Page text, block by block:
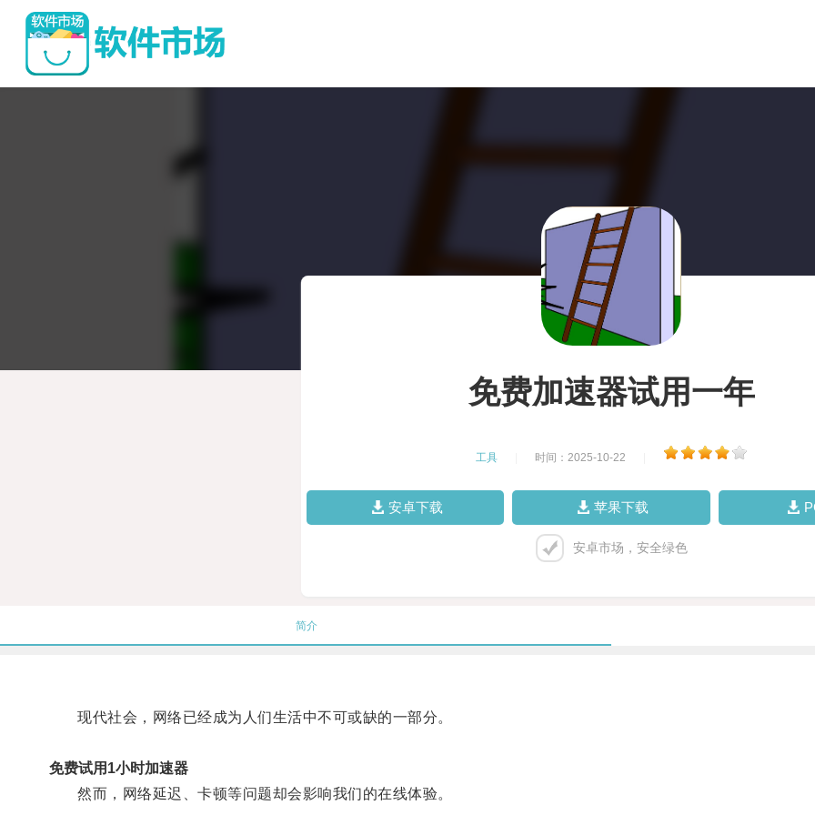
免费加速器试用一年
工具 时间：2025-10-22
安卓下载 苹果下载
安卓市场，安全绿色
简介
现代社会，网络已经成为人们生活中不可或缺的一部分。
免费试用1小时加速器
然而，网络延迟、卡顿等问题却会影响我们的在线体验。